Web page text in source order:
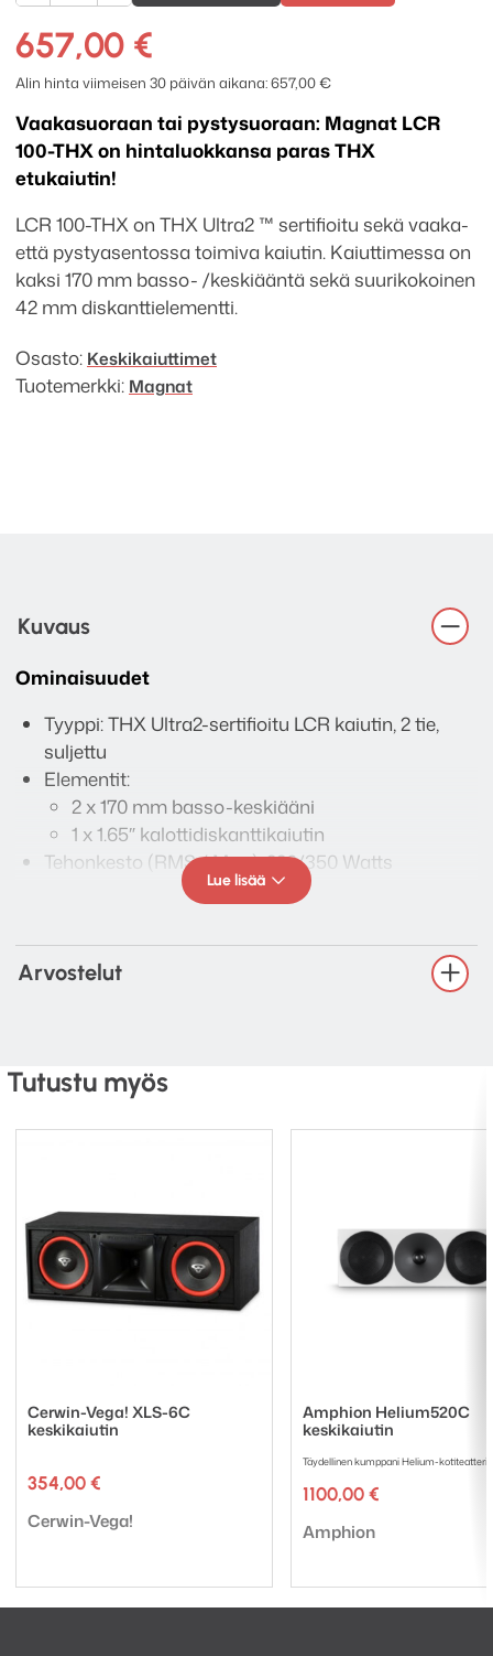
100-
thx
määrä
657,00 €
Alin hinta viimeisen 30 päivän aikana:657,00€
Vaakasuoraan tai pystysuoraan: Magnat LCR
100-THX on hintaluokkansa paras THX
etukaiutin!
LCR 100-THX on THX Ultra2 ™ sertifioitu sekä vaaka-
että pystyasentossa toimiva kaiutin. Kaiuttimessa on
kaksi 170 mm basso- /keskiääntä sekä suurikokoinen
42 mm diskanttielementti.
Osasto: Keskikaiuttimet
Tuotemerkki: Magnat
Kuvaus
Ominaisuudet
Tyyppi: THX Ultra2-sertifioitu LCR kaiutin, 2 tie,
suljettu
Elementit:
2 x 170 mm basso-keskiääni
1 x 1.65″ kalottidiskanttikaiutin
Tehonkesto (RMS / Max.): 220/350 Watts
Herkkyys (2.8V / 1 m): 93 dB
Taajuusvaste: 80 – 27.000 Hz
Jakotaajuus: 1.550 Hz
Lue lisää
Arvostelut
Tutustu myös
Cerwin-Vega! XLS-6C
keskikaiutin
354,00 €
Tuotemerkki:
Cerwin-Vega!
Amphion Helium520C
keskikaiutin
Täydellinen kumppani Helium-
1100,00 €
Tuotemerkki:
Amphion